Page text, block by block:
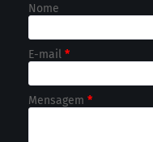
Nome
E-mail *
Mensagem *